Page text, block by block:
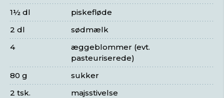
piskefløde
1½ dl
sødmælk
2 dl
æggeblommer (evt.
pasteuriserede)
4
sukker
80 g
majsstivelse
2 tsk.